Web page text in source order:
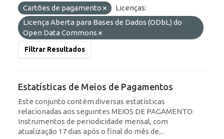
Cartões de pagamento
Licenças:
Licença Aberta para Bases de Dados (ODbL) do
Open Data Commons
Filtrar Resultados
Estatísticas de Meios de Pagamentos
Este conjunto contém diversas estatísticas
relacionadas aos seguintes MEIOS DE PAGAMENTO:
Instrumentos de periodicidade mensal, com
atualização 17 dias após o final do mês de...